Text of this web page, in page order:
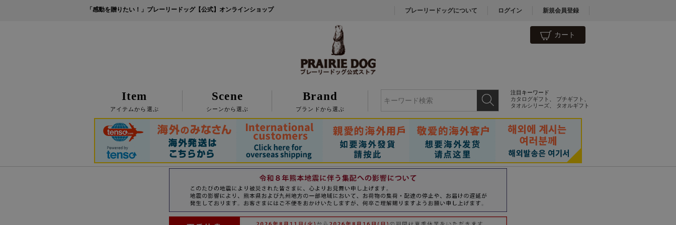
「感動を贈りたい！」プレーリードッグ【公式】オンラインショップ プレーリードッグについて ログイン 新規会員登録
カート
Item
アイテムから選ぶ
Scene
シーンから選ぶ
Brand
ブランドから選ぶ
検索
注目キーワード
カタログギフト
プチギフト
タオルシリーズ
タオルギフト